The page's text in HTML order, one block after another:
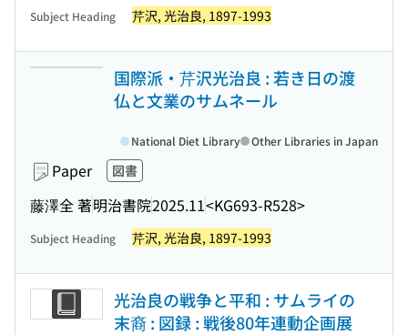
Subject Heading 芹沢, 光治良, 1897-1993
国際派・芹沢光治良 : 若き日の渡
仏と文業のサムネール
Paper 図書
藤澤全 著明治書院2025.11<KG693-R528>
National Diet Library Other Libraries in Japan
Subject Heading 芹沢, 光治良, 1897-1993
光治良の戦争と平和 : サムライの
末裔 : 図録 : 戦後80年連動企画展